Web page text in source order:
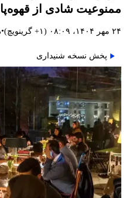
ممنوعیت شادی از
۲۴ مهر ۱۴۰۴، ۰۸:۰۹ (‎+۱ گرینویچ) •
پخش نسخه شنیداری